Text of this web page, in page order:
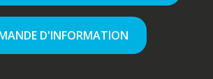
D'INFORMATION